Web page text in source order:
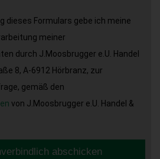
dieses Formulars gebe ich meine
meiner
durch J.Moosbrugger e.U. Handel
8, A-6912 Hörbranz, zur
gemäß den
von J.Moosbrugger e.U. Handel &
abschicken